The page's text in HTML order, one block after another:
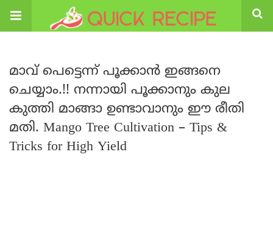
മാവ് പെട്ടെന്ന് പൂക്കാൻ ഇങ്ങനെ
ചെയ്യാം.!! നന്നായി പൂക്കാനും കുല
കുത്തി മാങ്ങാ ഉണ്ടാവാനും ഈ രീതി
മതി. Mango Tree Cultivation – Tips &
Tricks for High Yield